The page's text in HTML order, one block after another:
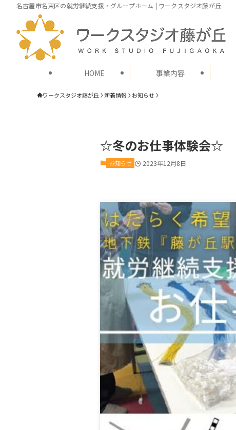
名古屋市名東区の就労継続支援・グループホーム | ワークスタジオ藤が丘
HOME 事業内容
ワークスタジオ藤が丘 新着情報 お知らせ
☆冬のお仕事体験会☆
お知らせ 2023年12月8日